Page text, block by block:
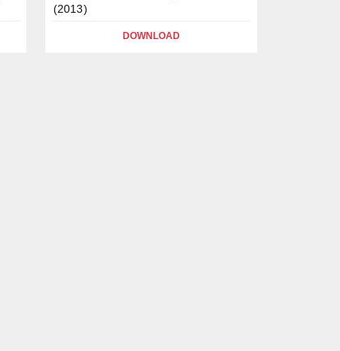
(2013)
DOWNLOAD